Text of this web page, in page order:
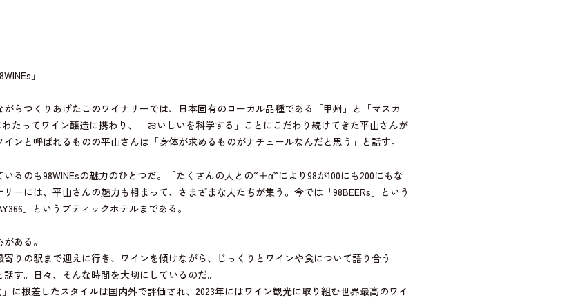
」
らつくりあげたこのワイナリーでは、日本固有のローカル品種である「甲州」と「マスカ
たってワイン醸造に携わり、「おいしいを科学する」ことにこだわり続けてきた平山さんが
ンと呼ばれるものの平山さんは「身体が求めるものがナチュールなんだと思う」と話す。
るのも98WINEsの魅力のひとつだ。「たくさんの人との“＋α”により98が100にも200にもな
ーには、平山さんの魅力も相まって、さまざまな人たちが集う。今では「98BEERs」という
」というブティックホテルまである。
ある。
りの駅まで迎えに行き、ワインを傾けながら、じっくりとワインや食について語り合う
。日々、そんな時間を大切にしているのだ。
に根差したスタイルは国内外で評価され、2023年にはワイン観光に取り組む世界最高のワイ